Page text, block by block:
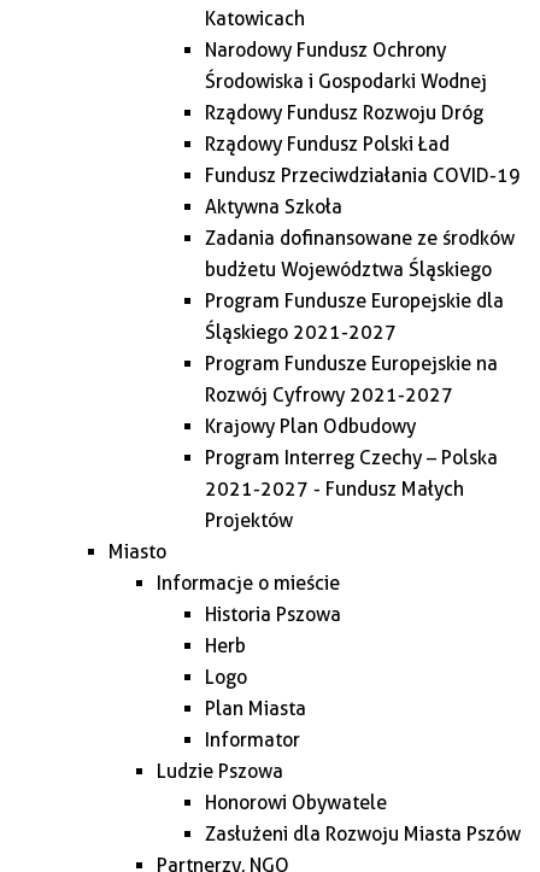
Katowicach
Narodowy Fundusz Ochrony
Środowiska i Gospodarki Wodnej
Rządowy Fundusz Rozwoju Dróg
Rządowy Fundusz Polski Ład
Fundusz Przeciwdziałania COVID-19
Aktywna Szkoła
Zadania dofinansowane ze środków
budżetu Województwa Śląskiego
Program Fundusze Europejskie dla
Śląskiego 2021-2027
Program Fundusze Europejskie na
Rozwój Cyfrowy 2021-2027
Krajowy Plan Odbudowy
Program Interreg Czechy – Polska
2021-2027 - Fundusz Małych
Projektów
Miasto
Informacje o mieście
Historia Pszowa
Herb
Logo
Plan Miasta
Informator
Ludzie Pszowa
Honorowi Obywatele
Zasłużeni dla Rozwoju Miasta Pszów
Partnerzy, NGO